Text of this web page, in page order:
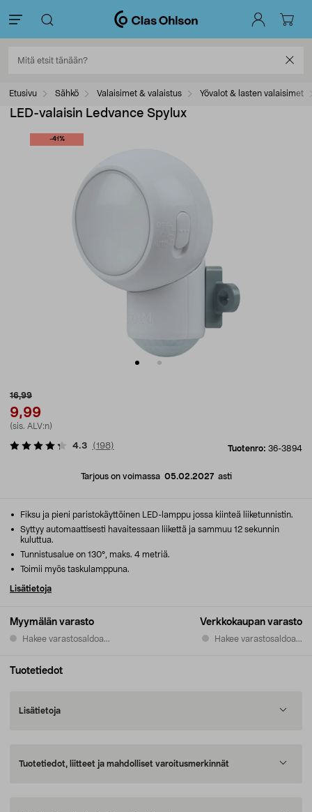
Etusivu Sähkö Valaisimet & valaistus Yövalot & lasten valaisimet
LED-valaisin Ledvance Spylux
-41%
16,99
9,99
(sis. ALV:n)
Tuotenro: 36-3894
4.3 (198)
Tarjous on voimassa 05.02.2027asti
Myymälän varasto
Hakee varastosaldoa...
Verkkokaupan varasto
Hakee varastosaldoa...
Fiksu ja pieni paristokäyttöinen LED-lamppu jossa kiinteä liiketunnistin.
Syttyy automaattisesti havaitessaan liikettä ja sammuu 12 sekunnin
kuluttua.
Tunnistusalue on 130°, maks. 4 metriä.
Toimii myös taskulamppuna.
Lisätietoja
Tuotetiedot
Lisätietoja
Tuotetiedot, liitteet ja mahdolliset varoitusmerkinnät